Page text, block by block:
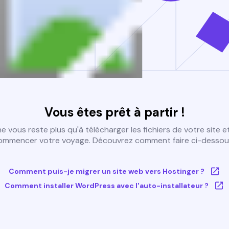
Vous êtes prêt à partir !
vous reste plus qu'à télécharger les fichiers de votre site
votre voyage. Découvrez comment faire ci-
Comment puis-je migrer un site web vers Hostinger ?
Comment installer WordPress avec l'auto-installateur ?